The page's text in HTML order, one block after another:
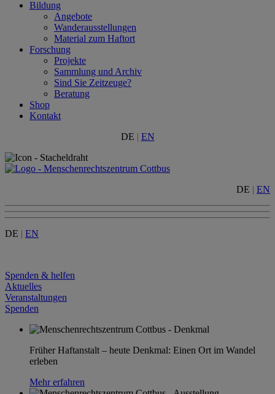
Bildung
Angebote
Wanderausstellungen
Material zum Haftort
Forschung
Projekte
Sammlung und Archiv
Sind Sie Zeitzeuge?
Beratung
Shop
Kontakt
DE | EN
DE | EN
DE | EN
Spenden & helfen
Aktuelles
Veranstaltungen
Spenden
Früher Haftanstalt – heute Denkmal: Einen Ort im Wandel
erleben
Mehr erfahren